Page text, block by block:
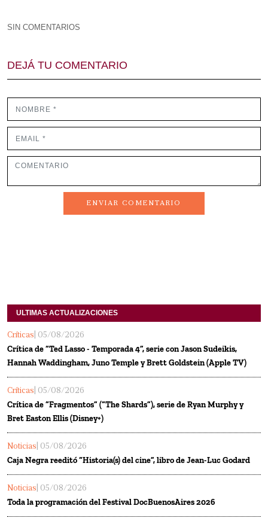
SIN COMENTARIOS
DEJÁ TU COMENTARIO
ENVIAR COMENTARIO
ULTIMAS ACTUALIZACIONES
Críticas | 05/08/2026
Crítica de “Ted Lasso - Temporada 4”, serie con Jason Sudeikis,
Hannah Waddingham, Juno Temple y Brett Goldstein (Apple TV)
Críticas | 05/08/2026
Crítica de “Fragmentos” (“The Shards”), serie de Ryan Murphy y
Bret Easton Ellis (Disney+)
Noticias | 05/08/2026
Caja Negra reeditó “Historia(s) del cine”, libro de Jean-Luc Godard
Noticias | 05/08/2026
Toda la programación del Festival DocBuenosAires 2026